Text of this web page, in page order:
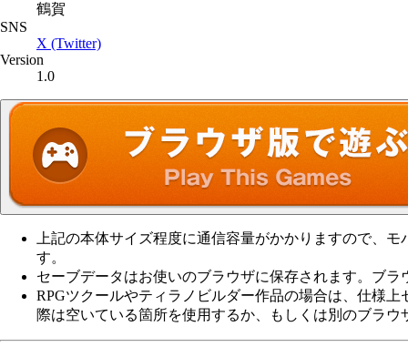
鶴賀
SNS
X (Twitter)
Version
1.0
上記の本体サイズ程度に通信容量がかかりますので、
す。
セーブデータはお使いのブラウザに保存されます。ブ
RPGツクールやティラノビルダー作品の場合は、仕様
際は空いている箇所を使用するか、もしくは別のブラ